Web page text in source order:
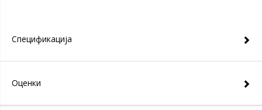
Спецификација
Оценки